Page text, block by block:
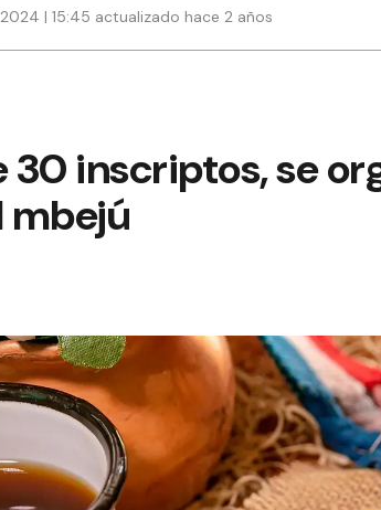
| 15:45 actualizado hace 2 años
30 inscriptos, se
mbejú